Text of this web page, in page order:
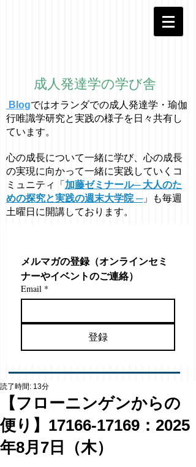
成人発達学の学び舎
Blogではオラ ンダでの成人発達学・ 瑜伽
行唯識学研究と実践の様子を日々共有し
ています。
心の成長について一緒に学び、心の成長
の実現に向かって一緒に実践していくコ
ミュニティ「 加藤ゼミナール─ 大人のた
めの探究と実践の週末大学院 ─」も毎週
土曜日に開講しております。
メルマガの登録（オンラインセミ
ナーやイベントのご連絡）
Email *
登録
【フローニンゲンからの
便り】17166-17169：2025
年8月7日（木）
読了時間: 13分